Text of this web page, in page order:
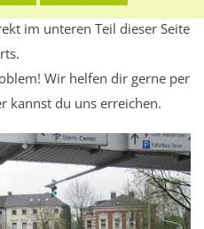
im unteren Teil dieser Seite
Wir helfen dir gerne per
kannst du uns erreichen.